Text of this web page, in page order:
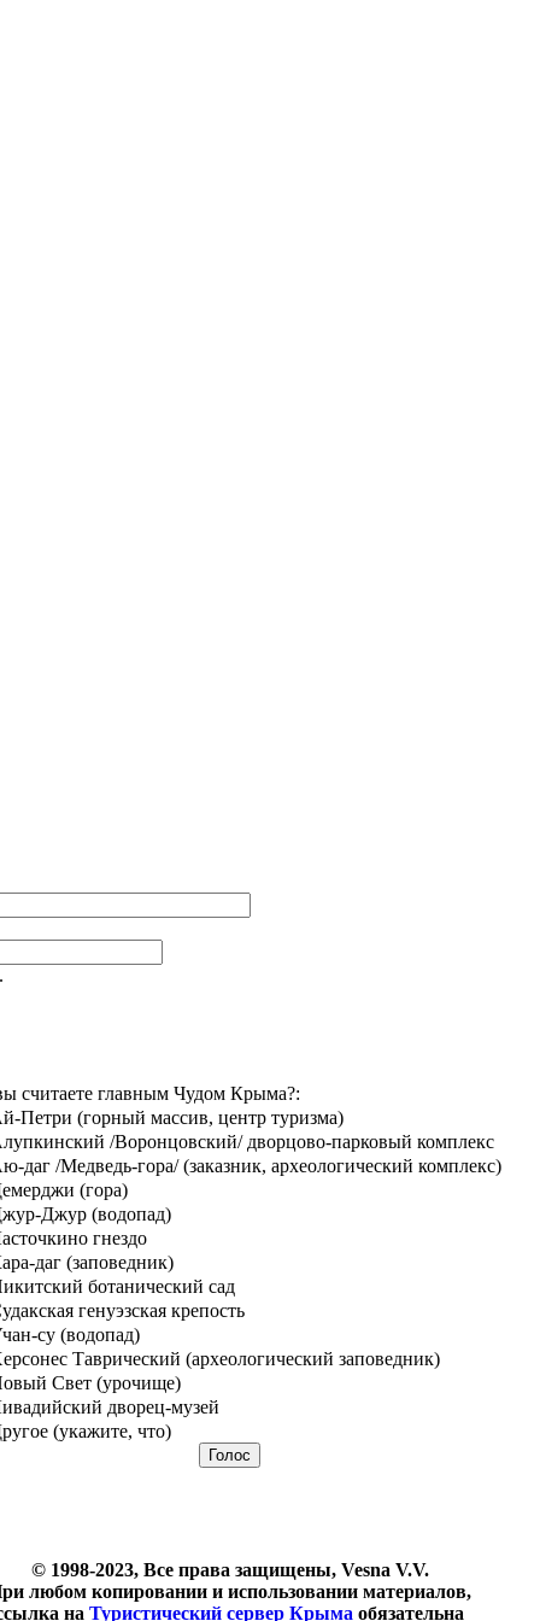
считаете главным Чудом Крыма?:
Петри (горный массив, центр туризма)
/Воронцовский/ дворцово-парковый комплекс
даг /Медведь-гора/ (заказник, археологический комплекс)
(гора)
Джур (водопад)
гнездо
даг (заповедник)
ботанический сад
генуэзская крепость
су (водопад)
Таврический (археологический заповедник)
Свет (урочище)
дворец-музей
(укажите, что)
© 1998-2023, Все права защищены, Vesna V.V.
любом копировании и использовании материалов,
наТуристический сервер Крыма обязательна